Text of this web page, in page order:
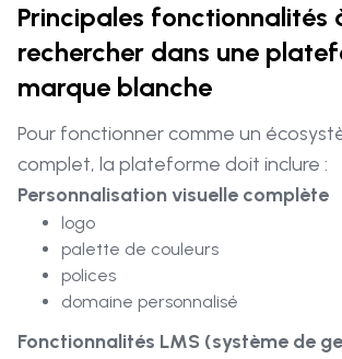
Principales fonctionnalités
rechercher dans une
marque blanche
Pour fonctionner comme un
complet, la plateforme doit inclure :
Personnalisation visuelle complète
logo
palette de couleurs
polices
domaine personnalisé
Fonctionnalités LMS (système de